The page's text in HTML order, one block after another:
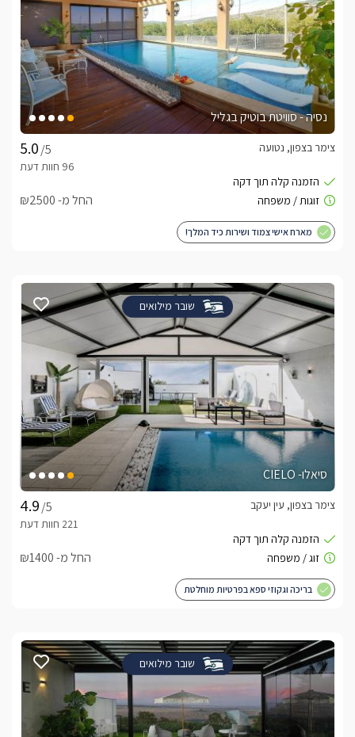
נסיה - סוויטת בוטיק בגליל
/5
צימר בצפון, נטועה
החל מ- ₪2500
מארח אישי צמוד ושירות כיד המלך!
שובר מילואים
סיאלו- CIELO
/5
צימר בצפון, עין יעקב
החל מ- ₪1400
בריכה וגקוזי ספא בפרטיות מוחלטת
שובר מילואים